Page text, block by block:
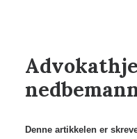
Denne artikkelen er